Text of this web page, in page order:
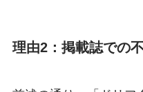
理由2：掲載誌での